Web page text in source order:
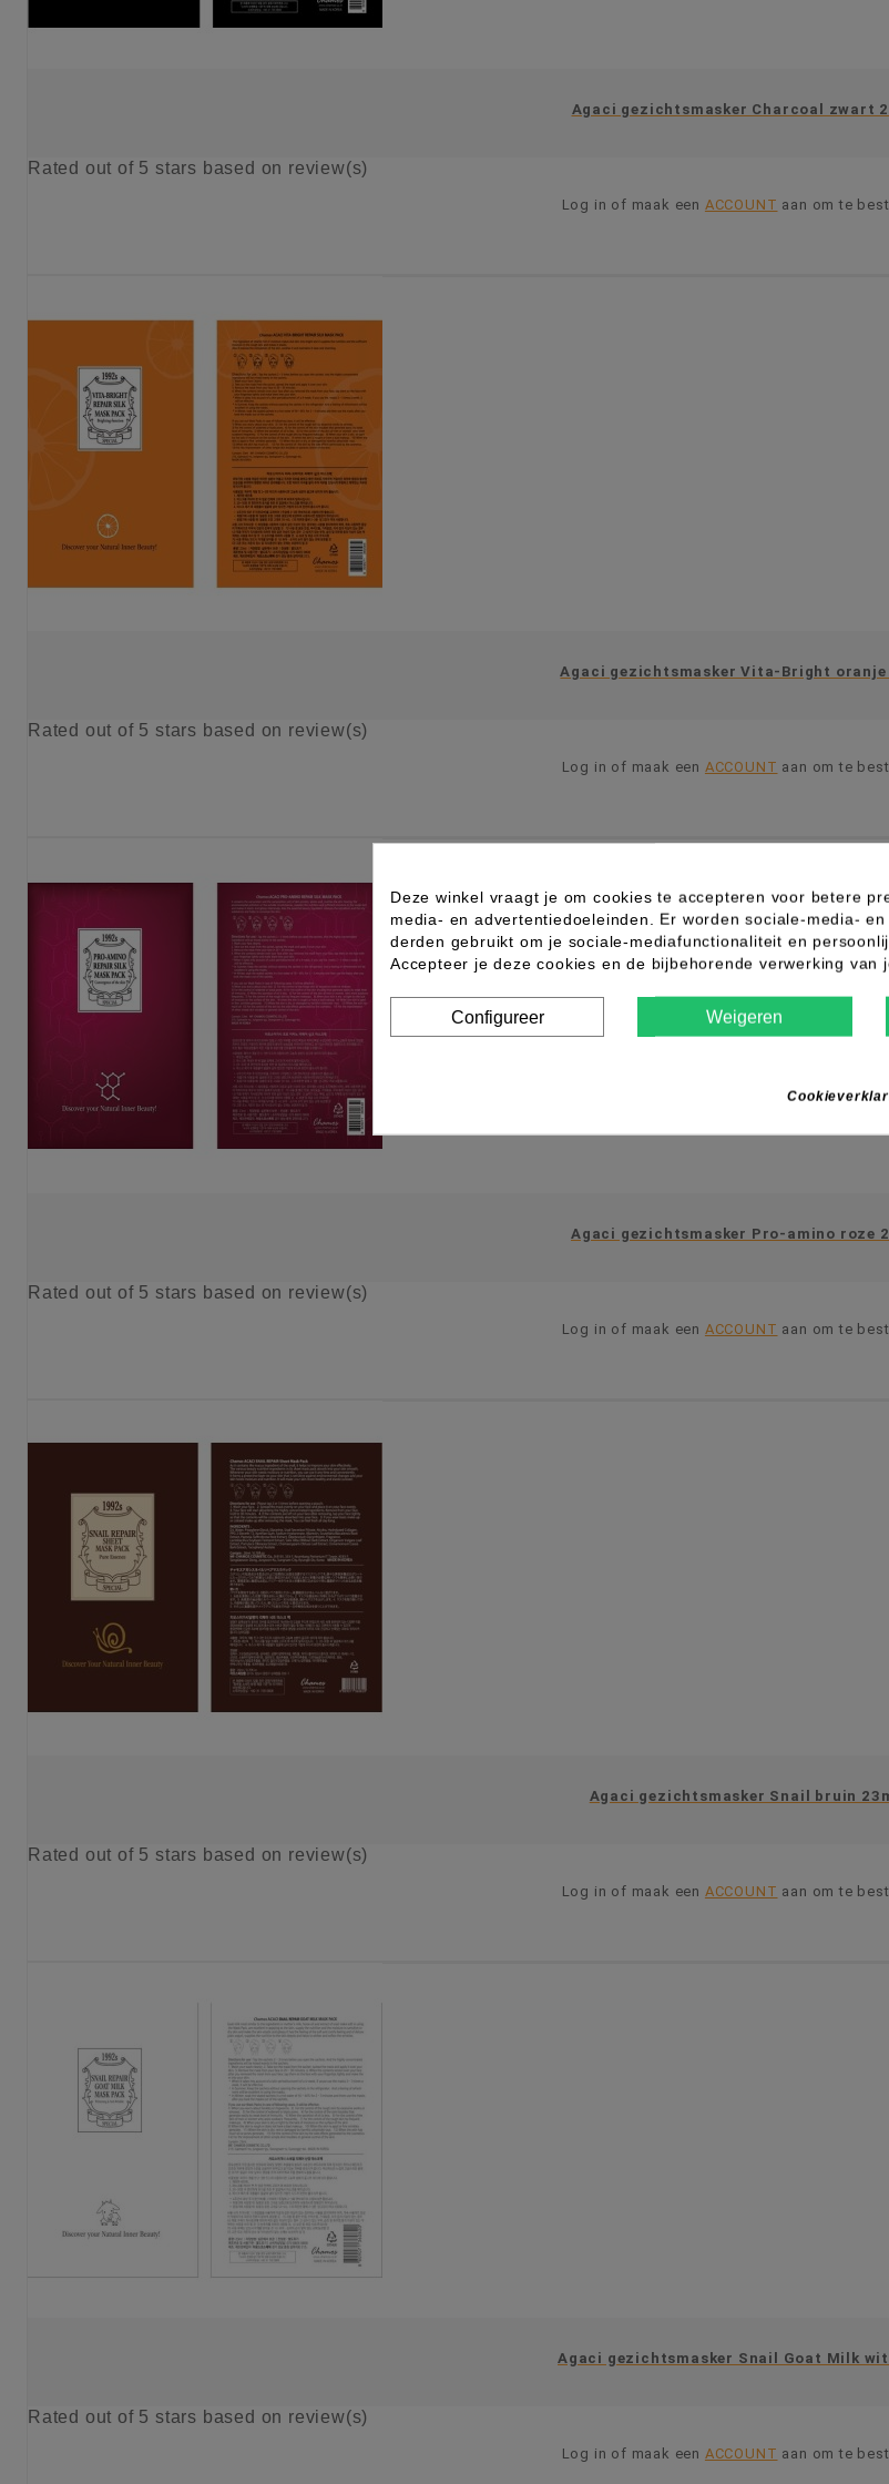
Agaci gezichtsmasker Charcoal zwart
Rated out of 5 stars based on review(s)
Log in of maak een ACCOUNT aan om te
Agaci gezichtsmasker Vita-Bright oranje
Rated out of 5 stars based on review(s)
Log in of maak een ACCOUNT aan om te
Agaci gezichtsmasker Pro-amino roze
Rated out of 5 stars based on review(s)
Log in of maak een ACCOUNT aan om te
Agaci gezichtsmasker Snail bruin
Rated out of 5 stars based on review(s)
Log in of maak een ACCOUNT aan om te
Agaci gezichtsmasker Snail Goat Milk wit
Rated out of 5 stars based on review(s)
Log in of maak een ACCOUNT aan om te
Deze winkel vraagt je om cookies te accepteren voor betere
media- en advertentiedoeleinden. Er worden sociale-media-
derden gebruikt om je sociale-mediafunctionaliteit en
Accepteer je deze cookies en de bijbehorende verwerking van
Configureer Weigeren